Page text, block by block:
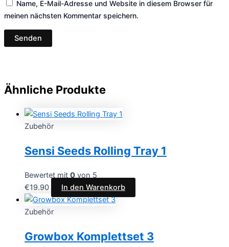
Name, E-Mail-Adresse und Website in diesem Browser für
meinen nächsten Kommentar speichern.
Ähnliche Produkte
Zubehör
Sensi Seeds Rolling Tray 1
Bewertet mit 0 von 5
€19.90 In den Warenkorb
Zubehör
Growbox Komplettset 3